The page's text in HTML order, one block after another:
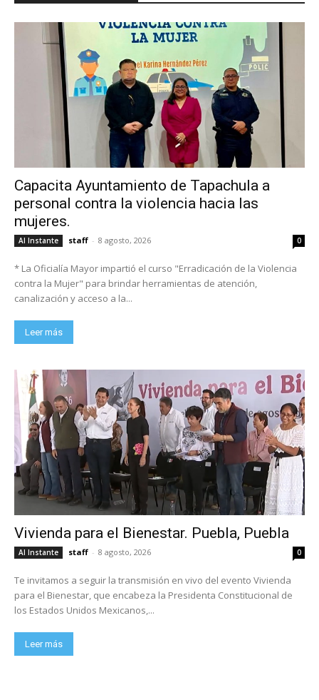
Capacita Ayuntamiento de Tapachula a
personal contra la violencia hacia las
mujeres.
Al Instante staff - 8 agosto, 2026 0
* La Oficialía Mayor impartió el curso "Erradicación de la Violencia
contra la Mujer" para brindar herramientas de atención,
canalización y acceso a la...
Leer más
Vivienda para el Bienestar. Puebla, Puebla
Al Instante staff - 8 agosto, 2026 0
Te invitamos a seguir la transmisión en vivo del evento Vivienda
para el Bienestar, que encabeza la Presidenta Constitucional de
los Estados Unidos Mexicanos,...
Leer más